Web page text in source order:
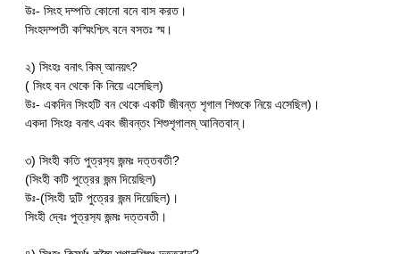
উঃ- সিংহ দম্পতি কোনো বনে বাস করত।
সিংহদম্পতী কস্মিংশ্চিৎ বনে বসতঃ স্ম।
২) সিংহঃ বনাৎ কিম্ আনয়ৎ?
( সিংহ বন থেকে কি নিয়ে এসেছিল)
উঃ- একদিন সিংহটি বন থেকে একটি জীবন্ত শৃগাল শিশুকে নিয়ে এসেছিল)।
একদা সিংহঃ বনাৎ একং জীবন্তং শিশুশৃগালম্ আনিতবান্।
৩) সিংহী কতি পুত্রস‍্য জন্মঃ দত্তবতী?
(সিংহী কটি পুত্রের জন্ম দিয়েছিল)
উঃ-(সিংহী দুটি পুত্রের জন্ম দিয়েছিল)।
সিংহী দ্বেঃ পুত্রস‍্য জন্মঃ দত্তবতী।